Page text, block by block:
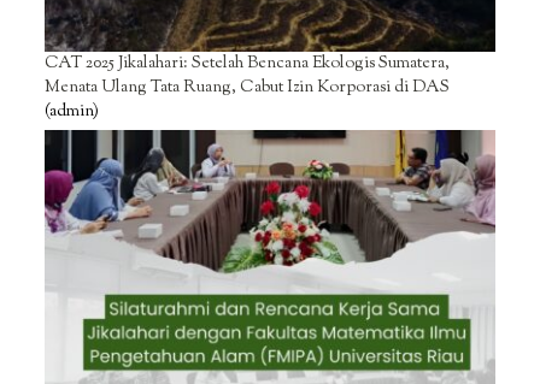
CAT 2025 Jikalahari: Setelah Bencana Ekologis Sumatera,
Menata Ulang Tata Ruang, Cabut Izin Korporasi di DAS
(admin)